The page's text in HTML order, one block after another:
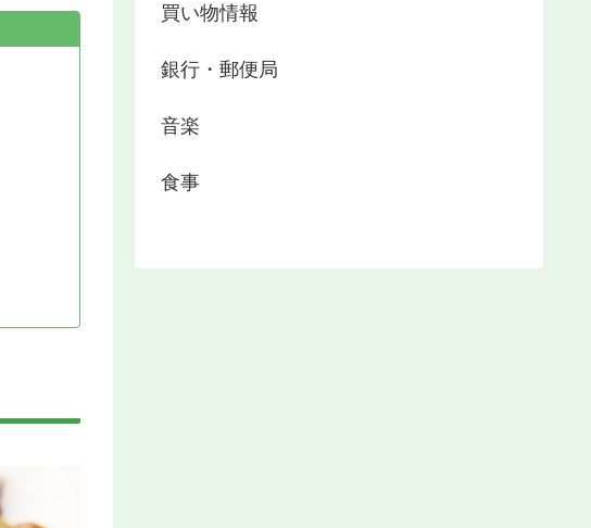
買い物情報
銀行・郵便局
音楽
食事